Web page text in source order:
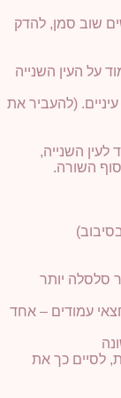
שוב סמן, להדק
על העין השנייה
עד לסוף השורה, סה"כ צריכים להיות 18 עיניים. (להעביר את
השורה.
סלסלה יותר
עמודים לתוך העין הראשונה ו- 4 חצאי עמודים – אחד
הראשונות, לסיים כך את